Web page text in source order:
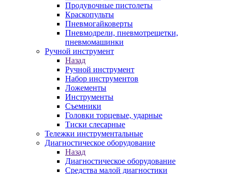
Продувочные пистолеты
Краскопульты
Пневмогайковерты
Пневмодрели, пневмотрещетки,
пневмомашинки
Ручной инструмент
Назад
Ручной инструмент
Набор инструментов
Ложементы
Инструменты
Съемники
Головки торцевые, ударные
Тиски слесарные
Тележки инструментальные
Диагностическое оборудование
Назад
Диагностическое оборудование
Средства малой диагностики